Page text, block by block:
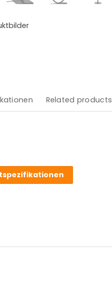
Related products
Produkt.